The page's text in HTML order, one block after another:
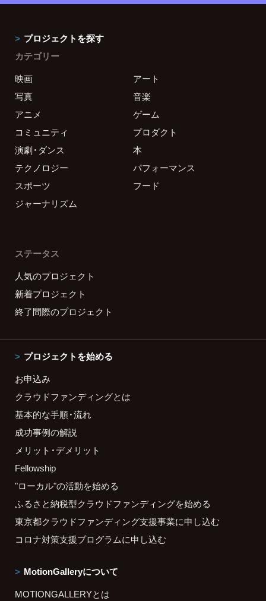
プロジェクトを探す
カテゴリー
映画
アート
写真
音楽
アニメ
ゲーム
コミュニティ
プロダクト
演劇・ダンス
本
テクノロジー
パフォーマンス
スポーツ
フード
ジャーナリズム
ステータス
人気のプロジェクト
新着プロジェクト
終了間際のプロジェクト
プロジェクトを始める
お申込み
クラウドファンディングとは
基本的な手順・流れ
成功事例の解説
メリット・デメリット
Fellowship
"ローカル"の活動を始める
ふるさと納税型クラウドファンディングを始める
東京都クラウドファンディング支援事業に申し込む
コロナ対策支援プログラムに申し込む
MotionGalleryについて
MOTIONGALLERYとは